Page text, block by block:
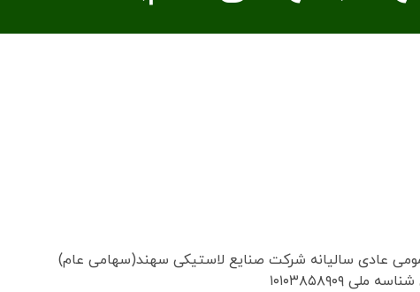
عادی سالیانه شرکت صنایع لاستیکی سهند(سهامی عام)